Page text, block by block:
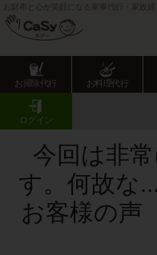
お財布と心が笑顔になる家事代行・家政婦
お掃除代行 お料理代行
ログイン
CaSy TOP
お客様の声･口コミ詳細
今回は非
す。何故な
お客様の声